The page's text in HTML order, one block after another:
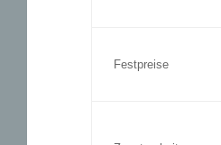
Festpreise